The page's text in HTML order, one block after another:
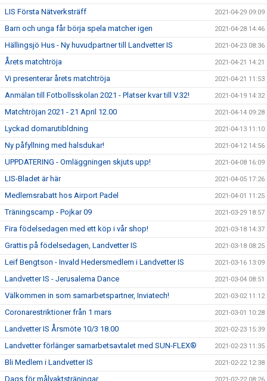
LIS Första Nätverksträff 2021-04-29 09:09
Barn och unga får börja spela matcher igen 2021-04-28 14:46
Hällingsjö Hus - Ny huvudpartner till Landvetter IS 2021-04-23 08:36
Årets matchtröja 2021-04-21 14:21
Vi presenterar årets matchtröja 2021-04-21 11:53
Anmälan till Fotbollsskolan 2021 - Platser kvar till V.32! 2021-04-19 14:32
Matchtröjan 2021 - 21 April 12.00 2021-04-14 09:28
Lyckad domarutibldning 2021-04-13 11:10
Ny påfyllning med halsdukar! 2021-04-12 14:56
UPPDATERING - Omläggningen skjuts upp! 2021-04-08 16:09
LIS-Bladet är här 2021-04-05 17:26
Medlemsrabatt hos Airport Padel 2021-04-01 11:25
Träningscamp - Pojkar 09 2021-03-29 18:57
Fira födelsedagen med ett köp i vår shop! 2021-03-18 14:37
Grattis på födelsedagen, Landvetter IS 2021-03-18 08:25
Leif Bengtson - Invald Hedersmedlem i Landvetter IS 2021-03-16 13:09
Landvetter IS - Jerusalema Dance 2021-03-04 08:51
Välkommen in som samarbetspartner, Inviatech! 2021-03-02 11:12
Coronarestriktioner från 1 mars 2021-03-01 10:28
Landvetter IS Årsmöte 10/3 18.00 2021-02-23 15:39
Landvetter förlänger samarbetsavtalet med SUN-FLEX® 2021-02-23 11:35
Bli Medlem i Landvetter IS 2021-02-22 12:38
Dags för målvaktsträningar